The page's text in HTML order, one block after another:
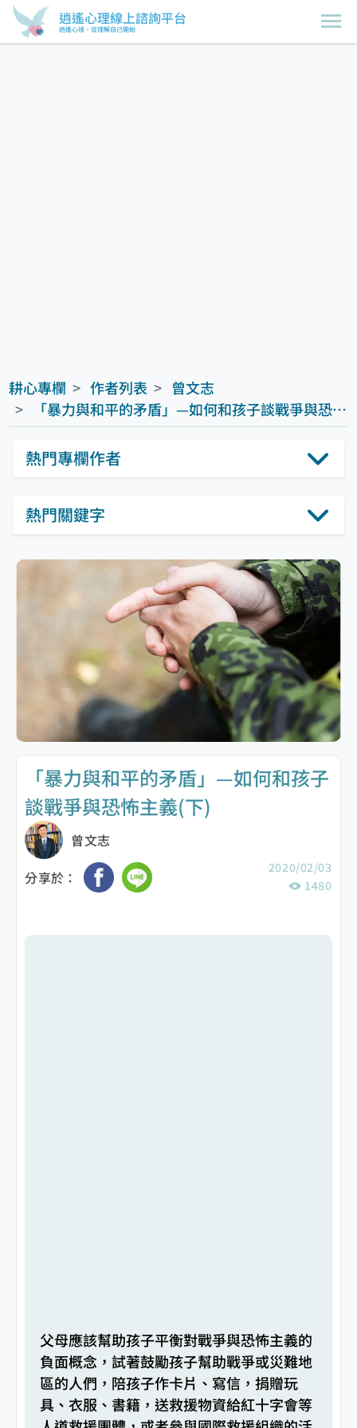
逍遙心理線上諮詢平台
逍遙心境，從理解自己開始
「暴力與和平的矛盾」—如何和孩子
談戰爭與恐怖主義(下)
曾文志
分享於：
2020/02/03
1480
父母應該幫助孩子平衡對戰爭與恐怖主義的
負面概念，試著鼓勵孩子幫助戰爭或災難地
區的人們，陪孩子作卡片、寫信，捐贈玩
具、衣服、書籍，送救援物資給紅十字會等
熱門關鍵字
熱門專欄作者
耕心專欄 作者列表
曾文志
「暴力與和平的矛盾」—如何和孩子談戰爭與恐怖主義(下)